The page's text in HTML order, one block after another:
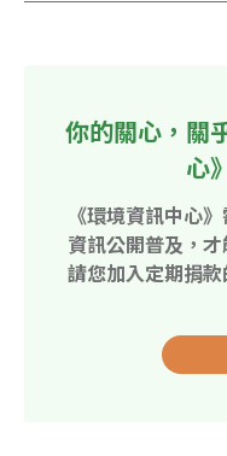
你的關心，關
心
《環境資訊中心
資訊公開普及，
請您加入定期捐